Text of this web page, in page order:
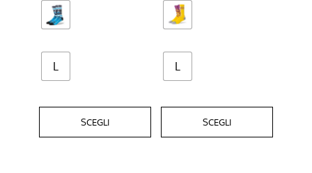
L
SCEGLI
nella
pagina
prodotto
L
SCEGLI
nella
pagina
prodotto